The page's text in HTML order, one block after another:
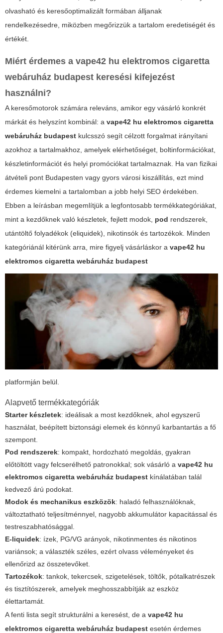
olvasható és keresőoptimalizált formában álljanak
rendelkezésedre, miközben megőrizzük a tartalom eredetiségét és
értékét.
Miért érdemes a vape42 hu elektromos cigaretta
webáruház budapest keresési kifejezést
használni?
A keresőmotorok számára releváns, amikor egy vásárló konkrét
márkát és helyszínt kombinál: a vape42 hu elektromos cigaretta
webáruház budapest kulcsszó segít célzott forgalmat irányítani
azokhoz a tartalmakhoz, amelyek elérhetőséget, boltinformációkat,
készletinformációt és helyi promóciókat tartalmaznak. Ha van fizikai
átvételi pont Budapesten vagy gyors városi kiszállítás, ezt mind
érdemes kiemelni a tartalomban a jobb helyi SEO érdekében.
Ebben a leírásban megemlítjük a legfontosabb termékkategóriákat,
mint a kezdőknek való készletek, fejlett modok, pod rendszerek,
utántöltő folyadékok (eliquidek), nikotinsók és tartozékok. Minden
kategóriánál kitérünk arra, mire figyelj vásárláskor a vape42 hu
elektromos cigaretta webáruház budapest
platformján belül.
Alapvető termékkategóriák
Starter készletek: ideálisak a most kezdőknek, ahol egyszerű
használat, beépített biztonsági elemek és könnyű karbantartás a fő
szempont.
Pod rendszerek: kompakt, hordozható megoldás, gyakran
előtöltött vagy felcserélhető patronokkal; sok vásárló a vape42 hu
elektromos cigaretta webáruház budapest kínálatában talál
kedvező árú podokat.
Modok és mechanikus eszközök: haladó felhasználóknak,
változtatható teljesítménnyel, nagyobb akkumulátor kapacitással és
testreszabhatósággal.
E-liquidek: ízek, PG/VG arányok, nikotinmentes és nikotinos
variánsok; a választék széles, ezért olvass véleményeket és
ellenőrizd az összetevőket.
Tartozékok: tankok, tekercsek, szigetelések, töltők, pótalkatrészek
és tisztítószerek, amelyek meghosszabbítják az eszköz
élettartamát.
A fenti lista segít strukturálni a keresést, de a vape42 hu
elektromos cigaretta webáruház budapest esetén érdemes